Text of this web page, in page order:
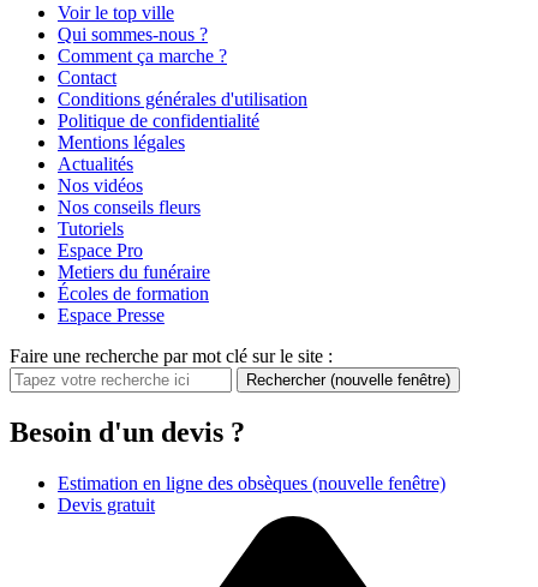
Voir le top ville
Qui sommes-nous ?
Comment ça marche ?
Contact
Conditions générales d'utilisation
Politique de confidentialité
Mentions légales
Actualités
Nos vidéos
Nos conseils fleurs
Tutoriels
Espace Pro
Metiers du funéraire
Écoles de formation
Espace Presse
Faire une recherche par mot clé sur le site :
Rechercher (nouvelle fenêtre)
Besoin d'un devis ?
Estimation en ligne des obsèques (nouvelle fenêtre)
Devis gratuit